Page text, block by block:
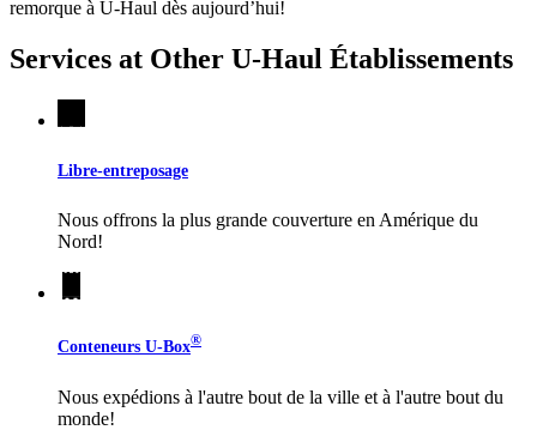
remorque à U-Haul dès aujourd’hui!
Services at Other U-Haul Établissements
Libre-entreposage
Nous offrons la plus grande couverture en Amérique du
Nord!
Conteneurs U-Box®
Nous expédions à l'autre bout de la ville et à l'autre bout du
monde!